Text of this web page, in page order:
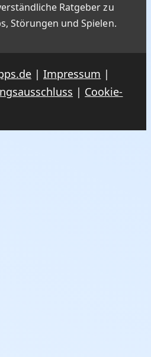
Ratgeber zu
Störungen und Spielen.
| Impressum |
| Cookie-